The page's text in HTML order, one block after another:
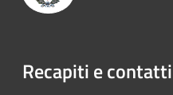
Recapiti e contatti